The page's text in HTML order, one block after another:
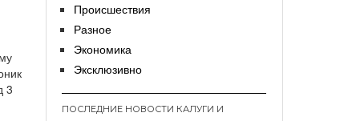
3
Происшествия
Разное
Экономика
Эксклюзивно
ПОСЛЕДНИЕ НОВОСТИ КАЛУГИ И